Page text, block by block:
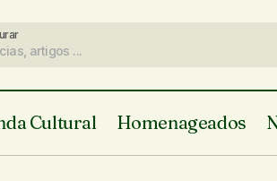
Cultural Homenageados